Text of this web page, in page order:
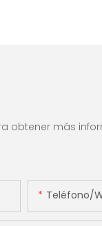
obtener más
Teléfono/